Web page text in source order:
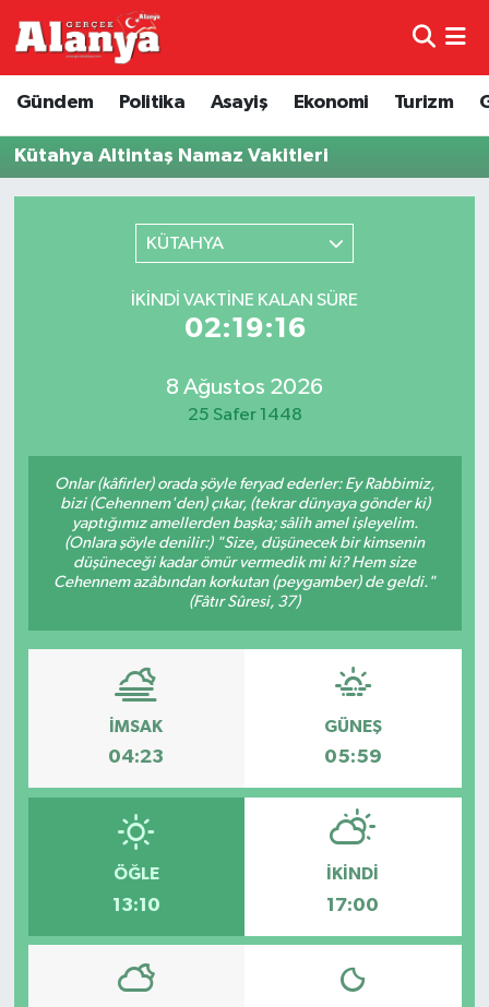
Gündem Politika Asayiş Ekonomi Turizm
Kütahya Altintaş Namaz Vakitleri
KÜTAHYA
İKINDI VAKTINE KALAN SÜRE
02:19:16
8 Ağustos 2026
25 Safer 1448
Onlar (kâfirler) orada şöyle feryad ederler: Ey Rabbimiz,
bizi (Cehennem'den) çıkar, (tekrar dünyaya gönder ki)
yaptığımız amellerden başka; sâlih amel işleyelim.
(Onlara şöyle denilir:) "Size, düşünecek bir kimsenin
düşüneceği kadar ömür vermedik mi ki? Hem size
Cehennem azâbından korkutan (peygamber) de geldi."
(Fâtır Sûresi, 37)
İMSAK
04:23
GÜNEŞ
05:59
ÖĞLE
13:10
İKINDI
17:00
Genel
Bilim
Bilim ve Teknoloji
Ekonomi
Gizlilik İlkeleri - Privacy Policy
Güncel
Politika
Trafik Durumu
Süper Lig Puan Durumu ve Fikstür
Tüm Manşetler
Son Dakika Haberleri